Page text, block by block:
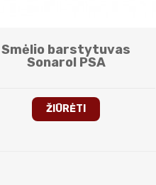
Smėlio barstytuvas
Sonarol PSA
ŽIŪRĖTI